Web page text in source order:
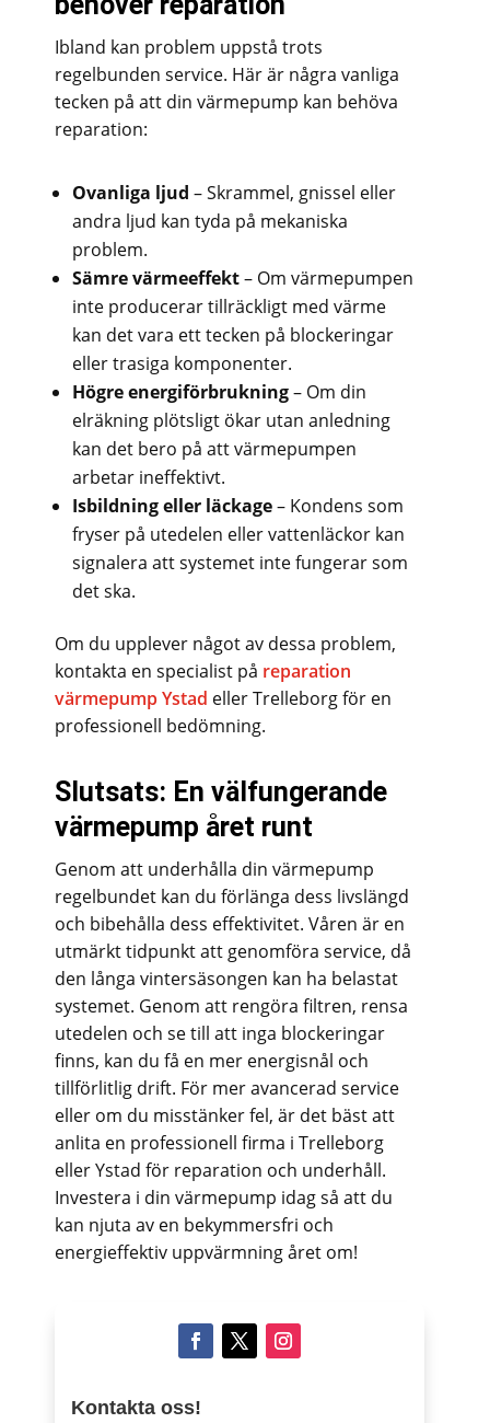
Ibland kan problem uppstå trots
regelbunden service. Här är några vanliga
tecken på att din värmepump kan behöva
reparation:
Ovanliga ljud – Skrammel, gnissel eller
andra ljud kan tyda på mekaniska
problem.
Sämre värmeeffekt– Om värmepumpen
inte producerar tillräckligt med värme
kan det vara ett tecken på blockeringar
eller trasiga komponenter.
Högre energiförbrukning– Om din
elräkning plötsligt ökar utan anledning
kan det bero på att värmepumpen
arbetar ineffektivt.
Isbildning eller läckage– Kondens som
fryser på utedelen eller vattenläckor kan
signalera att systemet inte fungerar som
det ska.
Om du upplever något av dessa problem,
kontakta en specialist på reparation
värmepump Ystad eller Trelleborg för en
professionell bedömning.
Slutsats: En välfungerande
värmepump året runt
Genom att underhålla din värmepump
regelbundet kan du förlänga dess livslängd
och bibehålla dess effektivitet. Våren är en
utmärkt tidpunkt att genomföra service, då
den långa vintersäsongen kan ha belastat
systemet. Genom att rengöra filtren, rensa
utedelen och se till att inga blockeringar
finns, kan du få en mer energisnål och
tillförlitlig drift. För mer avancerad service
eller om du misstänker fel, är det bäst att
anlita en professionell firma i Trelleborg
eller Ystad för reparation och underhåll.
Investera i din värmepump idag så att du
kan njuta av en bekymmersfri och
energieffektiv uppvärmning året om!
Kontakta oss!